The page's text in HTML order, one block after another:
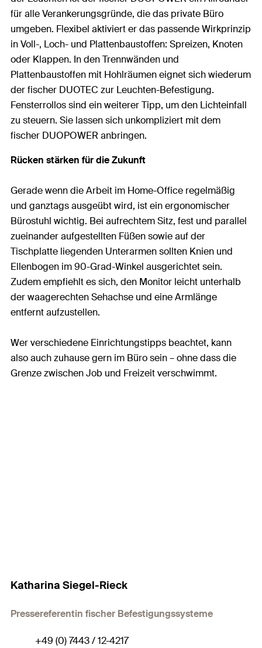
für alle Verankerungsgründe, die das private Büro
umgeben. Flexibel aktiviert er das passende Wirkprinzip
in Voll-, Loch- und Plattenbaustoffen: Spreizen, Knoten
oder Klappen. In den Trennwänden und
Plattenbaustoffen mit Hohlräumen eignet sich wiederum
der fischer DUOTEC zur Leuchten-Befestigung.
Fensterrollos sind ein weiterer Tipp, um den Lichteinfall
zu steuern. Sie lassen sich unkompliziert mit dem
fischer DUOPOWER anbringen.
Rücken stärken für die Zukunft
Gerade wenn die Arbeit im Home-Office regelmäßig
und ganztags ausgeübt wird, ist ein ergonomischer
Bürostuhl wichtig. Bei aufrechtem Sitz, fest und parallel
zueinander aufgestellten Füßen sowie auf der
Tischplatte liegenden Unterarmen sollten Knien und
Ellenbogen im 90-Grad-Winkel ausgerichtet sein.
Zudem empfiehlt es sich, den Monitor leicht unterhalb
der waagerechten Sehachse und eine Armlänge
entfernt aufzustellen.
Wer verschiedene Einrichtungstipps beachtet, kann
also auch zuhause gern im Büro sein – ohne dass die
Grenze zwischen Job und Freizeit verschwimmt.
Katharina Siegel-Rieck
Pressereferentin fischer Befestigungssysteme
+49 (0) 7443 / 12-4217